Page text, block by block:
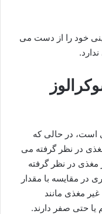
خود را از دست می
است، در حالی که
در نظر گرفته می
مغذی در نظر گرفته
در مقایسه با مقدار
مغذی مانند
یا حتی صفر دارند.